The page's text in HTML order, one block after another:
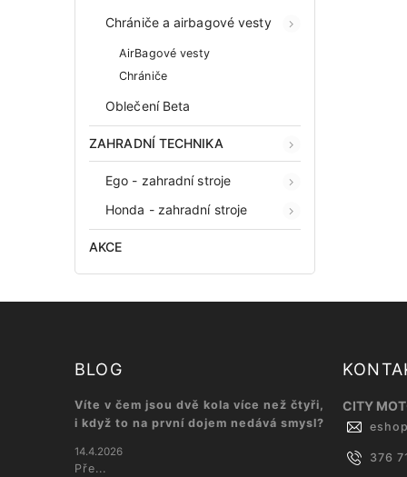
Chrániče a airbagové vesty
AirBagové vesty
Chrániče
Oblečení Beta
ZAHRADNÍ TECHNIKA
Ego - zahradní stroje
Honda - zahradní stroje
AKCE
BLOG
Víte v čem jsou dvě kola více než čtyři,
i když to na první dojem nedává smysl?
14.4.2026
Pře...
CITY
376